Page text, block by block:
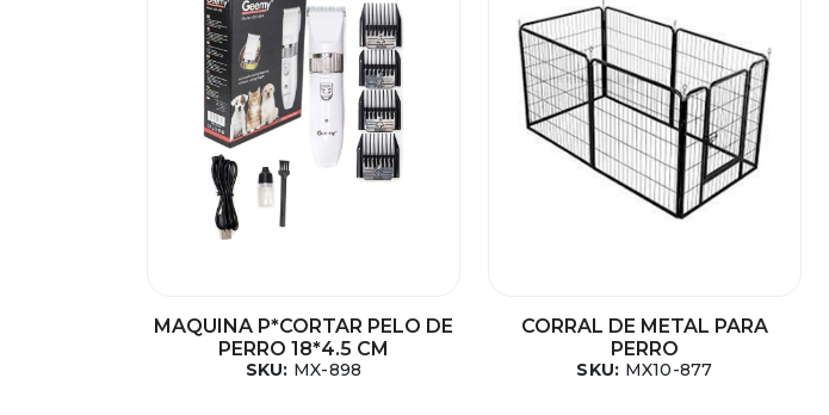
MAQUINA P*CORTAR PELO DE
PERRO 18*4.5 CM
SKU: MX-898
CORRAL DE METAL PARA
PERRO
SKU: MX10-877